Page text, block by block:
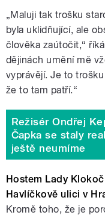
„Maluji tak trošku
byla uklidňující, ale
člověka zaútočit,“
dějinách umění mě
vyprávějí. Je to
že to tam patří.“
Režisér Ondřej
Čapka se staly
ještě neumíme
Hostem Lady
Havlíčkově ulici v
Kromě toho, že je